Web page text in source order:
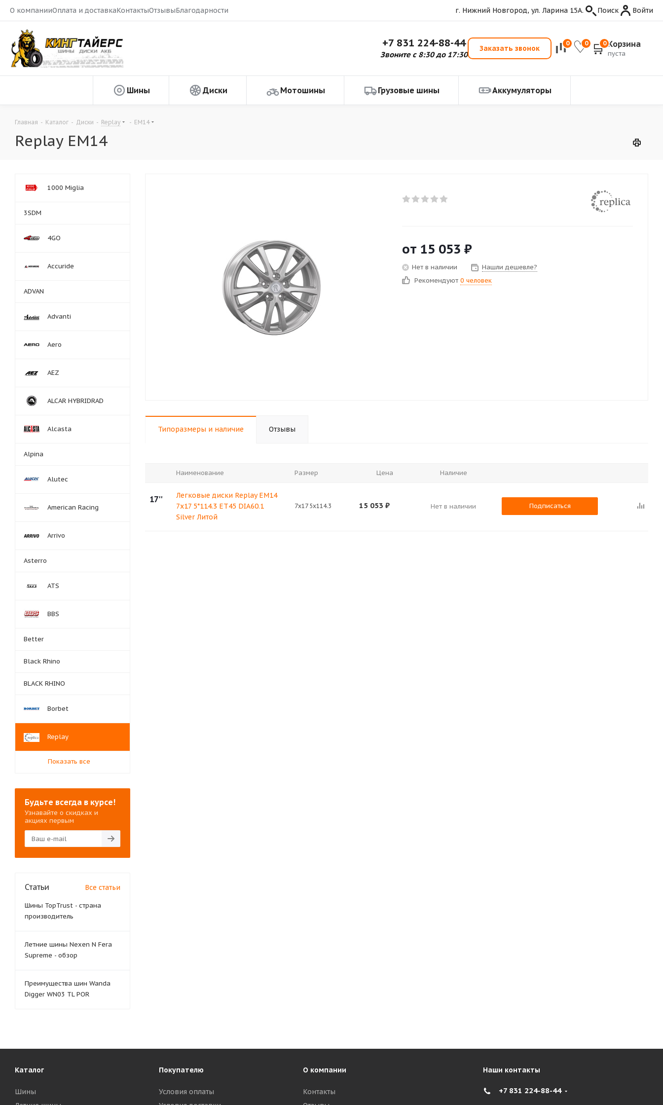
О компанииОплата и доставкаКонтактыОтзывыБлагодарности г. Нижний Новгород, ул. Ларина 15А. Поиск Войти
+7 831 224-88-44
Звоните с 8:30 до 17:30
Заказать звонок
0 0 0 Корзина
пуста
Шины Диски Мотошины Грузовые шины Аккумуляторы
Главная - Каталог - Диски - Replay - EM14
Replay EM14
от 15 053 ₽
Нет в наличии
Нашли дешевле?
Рекомендуют 0 человек
Типоразмеры и наличие Отзывы
Наименование Размер Цена Наличие
17''
Легковые диски Replay EM14
7x17 5*114.3 ET45 DIA60.1
Silver Литой
7x17 5x114.3 15 053 ₽ Нет в наличии Подписаться
1000 Miglia
3SDM
4GO
Accuride
ADVAN
Advanti
Aero
AEZ
ALCAR HYBRIDRAD
Alcasta
Alpina
Alutec
American Racing
Arrivo
Asterro
ATS
BBS
Better
Black Rhino
BLACK RHINO
Borbet
Replay
Показать все
Будьте всегда в курсе!
Узнавайте о скидках и
акциях первым
Статьи Все статьи
Шины TopTrust - страна
производитель
Летние шины Nexen N Fera
Supreme - обзор
Преимущества шин Wanda
Digger WN03 TL POR
Каталог
Шины
Покупателю
Условия оплаты
О компании
Контакты
Наши контакты
+7 831 224-88-44